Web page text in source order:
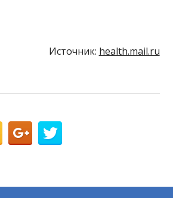
Источник: health.mail.ru